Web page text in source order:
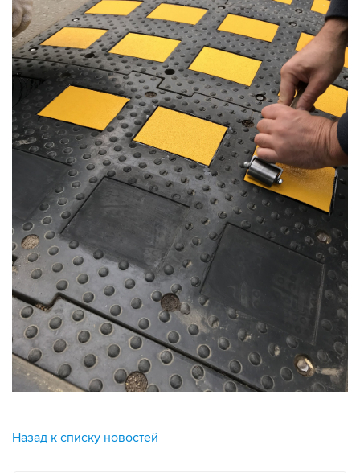
Назад к списку новостей